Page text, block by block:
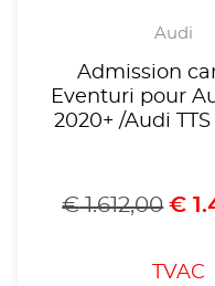
Audi
Admission
Eventuri pour
2020+ /Audi
€1.612,00 €
TVAC